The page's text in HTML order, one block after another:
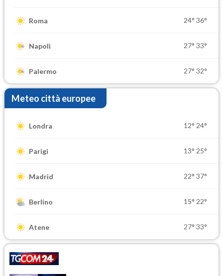
Roma 24° 36°
Napoli 27° 33°
Palermo 27° 32°
Meteo città europee
Londra 12° 24°
Parigi 13° 25°
Madrid 22° 37°
Berlino 15° 22°
Atene 27° 33°